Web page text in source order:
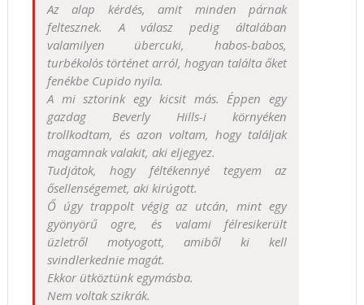
Az alap kérdés, amit minden párnak
feltesznek. A válasz pedig általában
valamilyen übercuki, habos-babos,
turbékolós történet arról, hogyan találta őket
fenékbe Cupido nyila.
A mi sztorink egy kicsit más. Éppen egy
gazdag Beverly Hills-i környéken
trollkodtam, és azon voltam, hogy találjak
magamnak valakit, aki eljegyez.
Tudjátok, hogy féltékennyé tegyem az
ősellenségemet, aki kirúgott.
Ő úgy trappolt végig az utcán, mint egy
gyönyörű ogre, és valami félresikerült
üzletről motyogott, amiből ki kell
svindlerkednie magát.
Ekkor ütköztünk egymásba.
Nem voltak szikrák.